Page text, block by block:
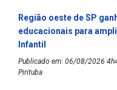
Região oeste de SP
educacionais para
Infantil
Publicado em: 06/08/2026
Pirituba